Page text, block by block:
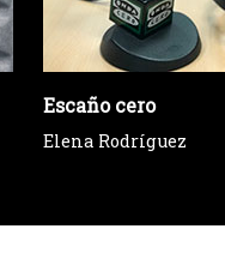
Escaño cero
Elena Rodríguez